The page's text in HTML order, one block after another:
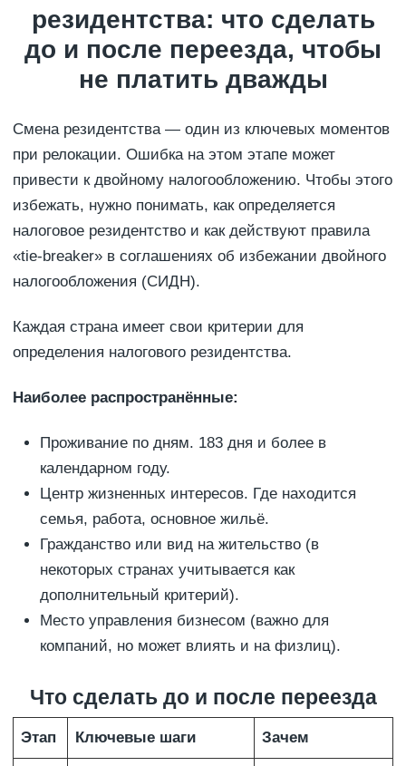
резидентства: что сделать
до и после переезда, чтобы
не платить дважды
Смена резидентства — один из ключевых моментов
при релокации. Ошибка на этом этапе может
привести к двойному налогообложению. Чтобы этого
избежать, нужно понимать, как определяется
налоговое резидентство и как действуют правила
«tie-breaker» в соглашениях об избежании двойного
налогообложения (СИДН).
Каждая страна имеет свои критерии для
определения налогового резидентства.
Наиболее распространённые:
Проживание по дням. 183 дня и более в
календарном году.
Центр жизненных интересов. Где находится
семья, работа, основное жильё.
Гражданство или вид на жительство (в
некоторых странах учитывается как
дополнительный критерий).
Место управления бизнесом (важно для
компаний, но может влиять и на физлиц).
Что сделать до и после переезда
Этап Ключевые шаги Зачем